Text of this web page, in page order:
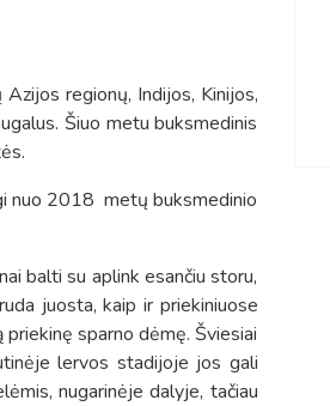
regionų, Indijos, Kinijos,
Šiuo metu buksmedinis
nuo 2018 metų buksmedinio
balti su aplink esančiu storu,
juosta, kaip ir priekiniuose
sparno dėmę. Šviesiai
lervos stadijoje jos gali
nugarinėje dalyje, tačiau